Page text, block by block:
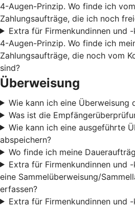
4-Augen-Prinzip. Wo finde ich
Zahlungsaufträge, die ich noch
Extra für Firmenkundinnen und
4-Augen-Prinzip. Wo finde ich
Zahlungsaufträge, die noch vom
sind?
Überweisung
Wie kann ich eine Überweisung
Was ist die
Wie kann ich eine ausgeführte
abspeichern?
Wo finde ich meine
Extra für Firmenkundinnen und
eine Sammelüberweisung/
erfassen?
Extra für Firmenkundinnen und